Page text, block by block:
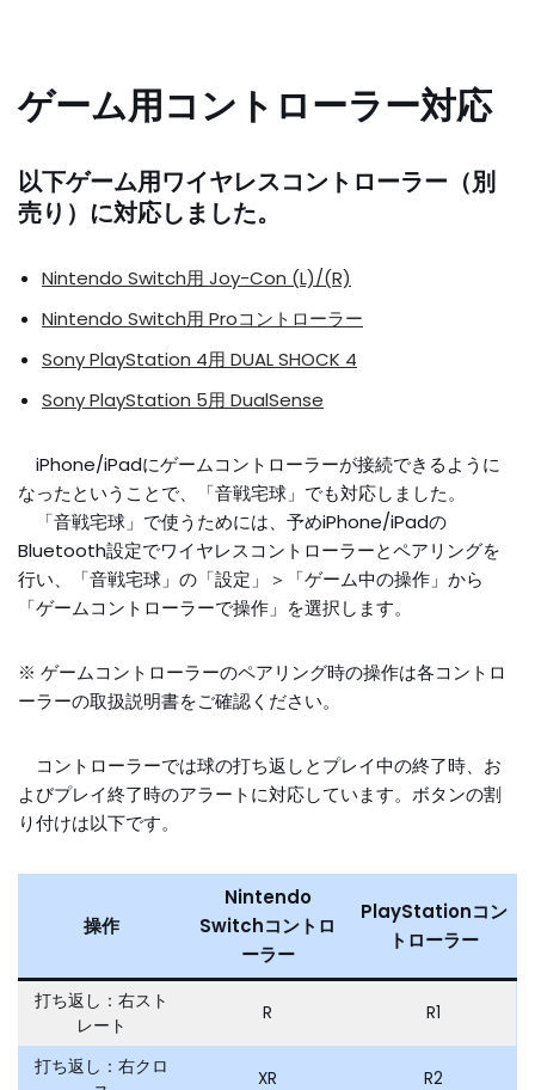
ゲーム用コントローラー対応
以下ゲーム用ワイヤレスコントローラー（別
売り）に対応しました。
Nintendo Switch用 Joy-Con (L)/(R)
Nintendo Switch用 Proコントローラー
Sony PlayStation 4用 DUAL SHOCK 4
Sony PlayStation 5用 DualSense
iPhone/iPadにゲームコントローラーが接続できるように
なったということで、「音戦宅球」でも対応しました。
「音戦宅球」で使うためには、予めiPhone/iPadの
Bluetooth設定でワイヤレスコントローラーとペアリングを
行い、「音戦宅球」の「設定」＞「ゲーム中の操作」から
「ゲームコントローラーで操作」を選択します。
※ ゲームコントローラーのペアリング時の操作は各コントロ
ーラーの取扱説明書をご確認ください。
コントローラーでは球の打ち返しとプレイ中の終了時、お
よびプレイ終了時のアラートに対応しています。ボタンの割
り付けは以下です。
操作
Nintendo
Switchコントロ
ーラー
PlayStationコン
トローラー
打ち返し：右スト
レート
R R1
打ち返し：右クロ
XR R2